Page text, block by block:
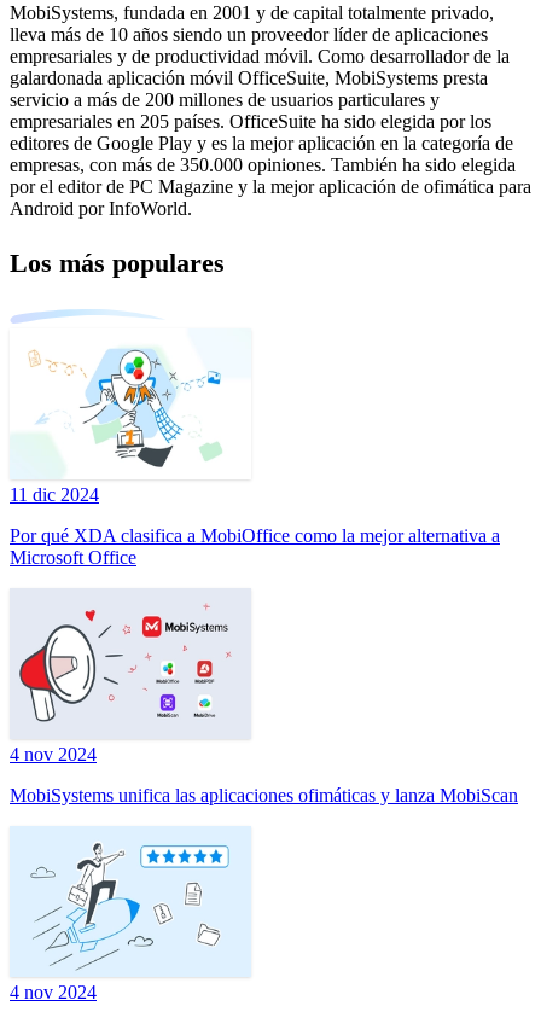
MobiSystems, fundada en 2001 y de capital totalmente privado,
lleva más de 10 años siendo un proveedor líder de aplicaciones
empresariales y de productividad móvil. Como desarrollador de la
galardonada aplicación móvil OfficeSuite, MobiSystems presta
servicio a más de 200 millones de usuarios particulares y
empresariales en 205 países. OfficeSuite ha sido elegida por los
editores de Google Play y es la mejor aplicación en la categoría de
empresas, con más de 350.000 opiniones. También ha sido elegida
por el editor de PC Magazine y la mejor aplicación de ofimática para
Android por InfoWorld.
Los más populares
11 dic 2024
Por qué XDA clasifica a MobiOffice como la mejor alternativa a
Microsoft Office
4 nov 2024
MobiSystems unifica las aplicaciones ofimáticas y lanza MobiScan
4 nov 2024